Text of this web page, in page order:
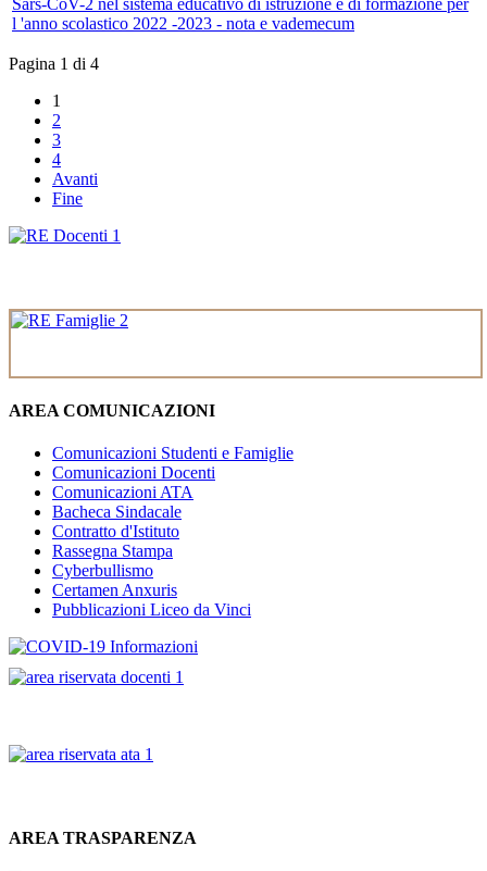
l 'anno scolastico 2022 -2023 - nota e vademecum
Pagina 1 di 4
1
2
3
4
Avanti
Fine
AREA COMUNICAZIONI
Comunicazioni Studenti e Famiglie
Comunicazioni Docenti
Comunicazioni ATA
Bacheca Sindacale
Contratto d'Istituto
Rassegna Stampa
Cyberbullismo
Certamen Anxuris
Pubblicazioni Liceo da Vinci
AREA TRASPARENZA